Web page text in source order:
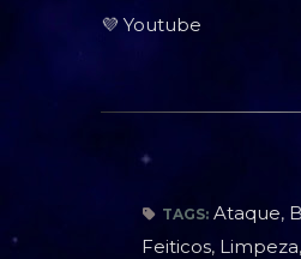
💜 Youtube
TAGS: Ataque,
Feiticos, Limpeza,